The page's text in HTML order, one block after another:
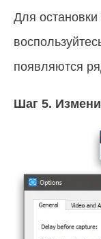
Для
появляются
Шаг 5.